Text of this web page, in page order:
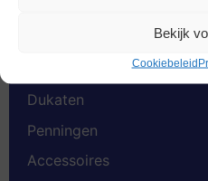
Bekijk
Cookiebeleid
Nederland Voor 2002
Dukaten
Penningen
Accessoires